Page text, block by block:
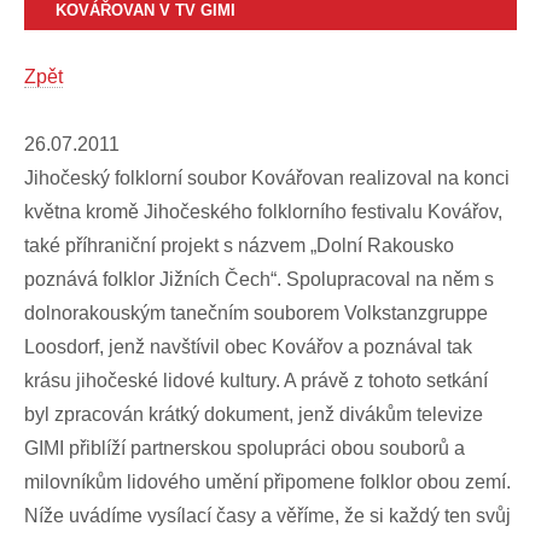
KOVÁŘOVAN V TV GIMI
Zpět
26.07.2011
Jihočeský folklorní soubor Kovářovan realizoval na konci
května kromě Jihočeského folklorního festivalu Kovářov,
také příhraniční projekt s názvem „Dolní Rakousko
poznává folklor Jižních Čech“. Spolupracoval na něm s
dolnorakouským tanečním souborem Volkstanzgruppe
Loosdorf, jenž navštívil obec Kovářov a poznával tak
krásu jihočeské lidové kultury. A právě z tohoto setkání
byl zpracován krátký dokument, jenž divákům televize
GIMI přiblíží partnerskou spolupráci obou souborů a
milovníkům lidového umění připomene folklor obou zemí.
Níže uvádíme vysílací časy a věříme, že si každý ten svůj